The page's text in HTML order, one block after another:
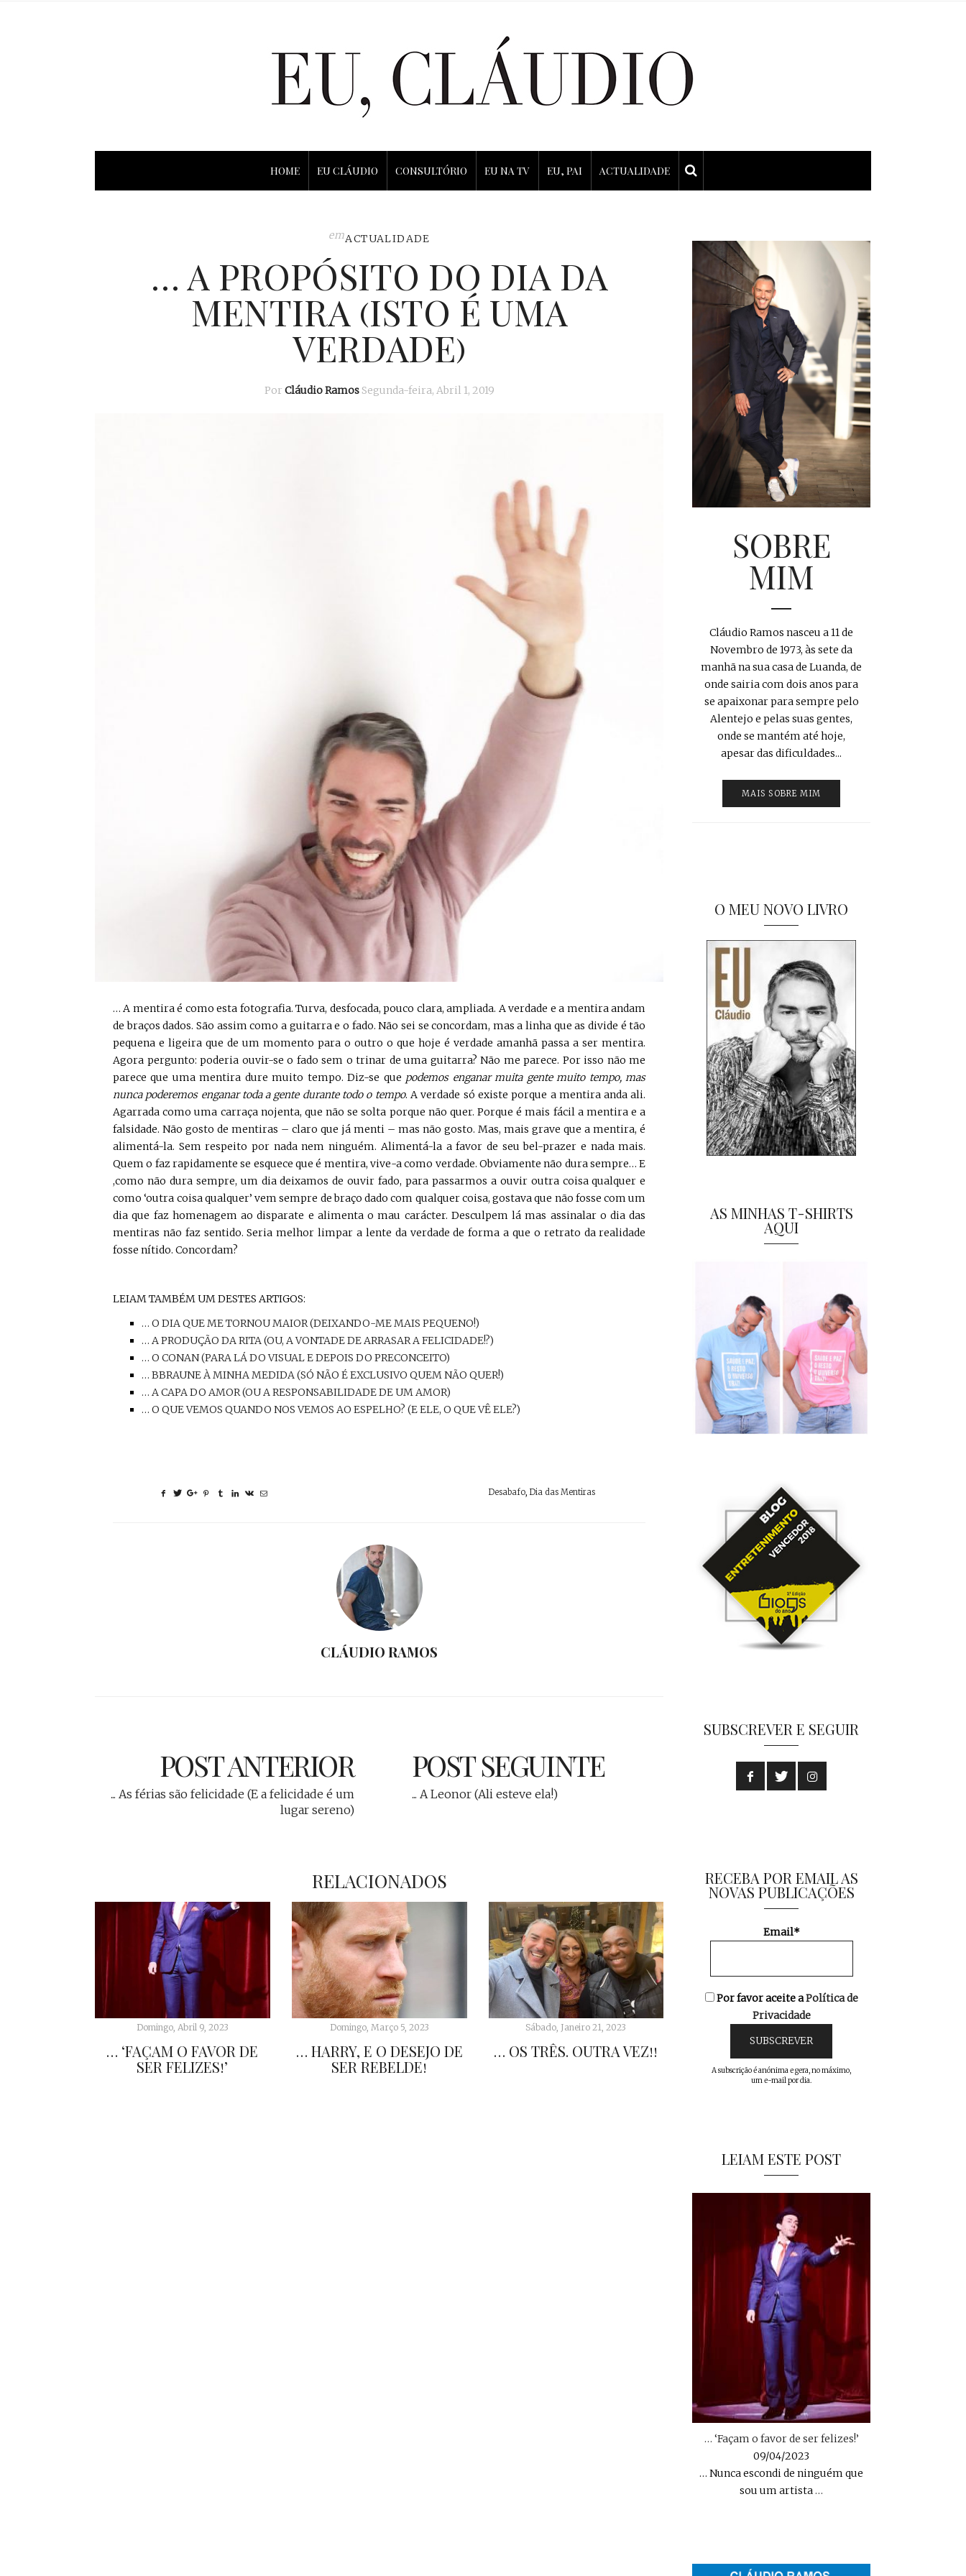
HOME EU CLÁUDIO CONSULTÓRIO EU NA TV EU, PAI ACTUALIDADE
emACTUALIDADE
… A PROPÓSITO DO DIA DA
MENTIRA (ISTO É UMA
VERDADE)
Por Cláudio Ramos Segunda-feira, Abril 1, 2019
… A mentira é como esta fotografia. Turva, desfocada, pouco clara, ampliada. A verdade e a mentira andam
de braços dados. São assim como a guitarra e o fado. Não sei se concordam, mas a linha que as divide é tão
pequena e ligeira que de um momento para o outro o que hoje é verdade amanhã passa a ser mentira.
Agora pergunto: poderia ouvir-se o fado sem o trinar de uma guitarra? Não me parece. Por isso não me
parece que uma mentira dure muito tempo. Diz-se que podemos enganar muita gente muito tempo, mas
nunca poderemos enganar toda a gente durante todo o tempo. A verdade só existe porque a mentira anda ali.
Agarrada como uma carraça nojenta, que não se solta porque não quer. Porque é mais fácil a mentira e a
falsidade. Não gosto de mentiras – claro que já menti – mas não gosto. Mas, mais grave que a mentira, é
alimentá-la. Sem respeito por nada nem ninguém. Alimentá-la a favor de seu bel-prazer e nada mais.
Quem o faz rapidamente se esquece que é mentira, vive-a como verdade. Obviamente não dura sempre… E
,como não dura sempre, um dia deixamos de ouvir fado, para passarmos a ouvir outra coisa qualquer e
como ‘outra coisa qualquer’ vem sempre de braço dado com qualquer coisa, gostava que não fosse com um
dia que faz homenagem ao disparate e alimenta o mau carácter. Desculpem lá mas assinalar o dia das
mentiras não faz sentido. Seria melhor limpar a lente da verdade de forma a que o retrato da realidade
fosse nítido. Concordam?
LEIAM TAMBÉM UM DESTES ARTIGOS:
… O DIA QUE ME TORNOU MAIOR (DEIXANDO-ME MAIS PEQUENO!)
… A PRODUÇÃO DA RITA (OU, A VONTADE DE ARRASAR A FELICIDADE!?)
… O CONAN (PARA LÁ DO VISUAL E DEPOIS DO PRECONCEITO)
… BBRAUNE À MINHA MEDIDA (SÓ NÃO É EXCLUSIVO QUEM NÃO QUER!)
… A CAPA DO AMOR (OU A RESPONSABILIDADE DE UM AMOR)
… O QUE VEMOS QUANDO NOS VEMOS AO ESPELHO? (E ELE, O QUE VÊ ELE?)
Desabafo, Dia das Mentiras
CLÁUDIO RAMOS
POST ANTERIOR
... As férias são felicidade (E a felicidade é um
lugar sereno)
POST SEGUINTE
... A Leonor (Ali esteve ela!)
RELACIONADOS
Domingo, Abril 9, 2023
… ‘FAÇAM O FAVOR DE
SER FELIZES!’
Domingo, Março 5, 2023
… HARRY, E O DESEJO DE
SER REBELDE!
Sábado, Janeiro 21, 2023
… OS TRÊS. OUTRA VEZ!!
SOBRE
MIM
Cláudio Ramos nasceu a 11 de
Novembro de 1973, às sete da
manhã na sua casa de Luanda, de
onde sairia com dois anos para
se apaixonar para sempre pelo
Alentejo e pelas suas gentes,
onde se mantém até hoje,
apesar das dificuldades...
MAIS SOBRE MIM
O MEU NOVO LIVRO
AS MINHAS T-SHIRTS
AQUI
SUBSCREVER E SEGUIR
RECEBA POR EMAIL AS
NOVAS PUBLICAÇÕES
Email*
Por favor aceite aPolítica de
Privacidade
A subscrição é anónima e gera, no máximo,
um e-mail por dia.
LEIAM ESTE POST
… ‘Façam o favor de ser felizes!’
09/04/2023
… Nunca escondi de ninguém que
sou um artista…